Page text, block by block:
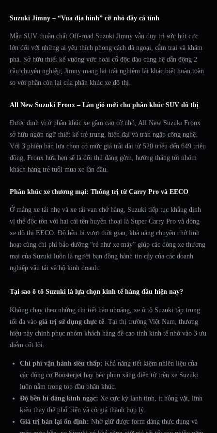
Suzuki Jimny – “Vua địa hình” cỡ nhỏ đầy cá tính
Mẫu SUV thuần chất Off-road Suzuki Jimny vẫn duy trì sức hút cực
lớn đối với những ai yêu thích phong cách dã ngoại, cắm trại và khám
phá. Sở hữu thiết kế vuông vức hoài cổ độc đáo cùng hệ dẫn động 2
cầu chuyên nghiệp, Jimny mang lại trải nghiệm lái khác biệt hoàn toàn
so với phần còn lại của phân khúc xe đô thị.
All New Suzuki Fronx – Làn gió mới cho phân khúc SUV đô thị
Được định vị ở phân khúc xe gầm cao cỡ nhỏ, All New Suzuki Fronx
sở hữu ngôn ngữ thiết kế trẻ trung, hiện đại và tràn ngập công nghệ.
Với 3 phiên bản lựa chọn có mức giá trải dài từ 520 triệu đến 649 triệu
đồng, Fronx hứa hẹn sẽ là đối thủ đáng gờm, hướng thẳng tới nhóm
khách hàng trẻ tuổi mua xe lần đầu.
Phân khúc xe thương mại: Thống trị từ Carry Pro và EECO
Ở mảng xe tải nhẹ và xe tải van chở hàng, Suzuki tiếp tục khẳng định
vị thế độc tôn với hai cái tên huyền thoại là Super Carry Pro và dòng
xe đô thị EECO. Độ bền bỉ vượt thời gian, khả năng chuyên chở linh
hoạt cùng chi phí bảo dưỡng “rẻ như xe máy” giúp các dòng xe thương
mại của Suzuki luôn là người bạn đồng hành tin cậy của các doanh
nghiệp vận tải và hộ kinh doanh.
Tại sao ô tô Suzuki là lựa chọn kinh tế hàng đầu hiện nay?
Không chạy theo những chi tiết hào nhoáng, xe ô tô Suzuki tập trung
tối đa vào giá trị sử dụng thực tế. Tại thị trường Việt Nam, thương
hiệu này chinh phục nhóm khách hàng đề cao tính kinh tế nhờ vào 3 ưu
điểm cốt lõi:
Chi phí vận hành siêu thấp: Khả năng tiết kiệm nhiên liệu của
các động cơ Boosterjet hay béc phun xăng điện tử trên xe Suzuki
luôn nằm trong top đầu phân khúc.
Độ bền bỉ đáng kinh ngạc: Xe cực kỳ lành tính, ít hỏng vặt, linh
kiện thay thế phổ biến và có giá thành hợp lý.
Giá trị bán lại ổn định: Nhờ giữ được form dáng thực dụng và